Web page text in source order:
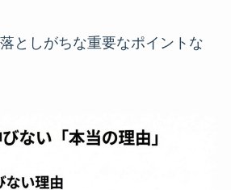
としがちな重要なポイントな